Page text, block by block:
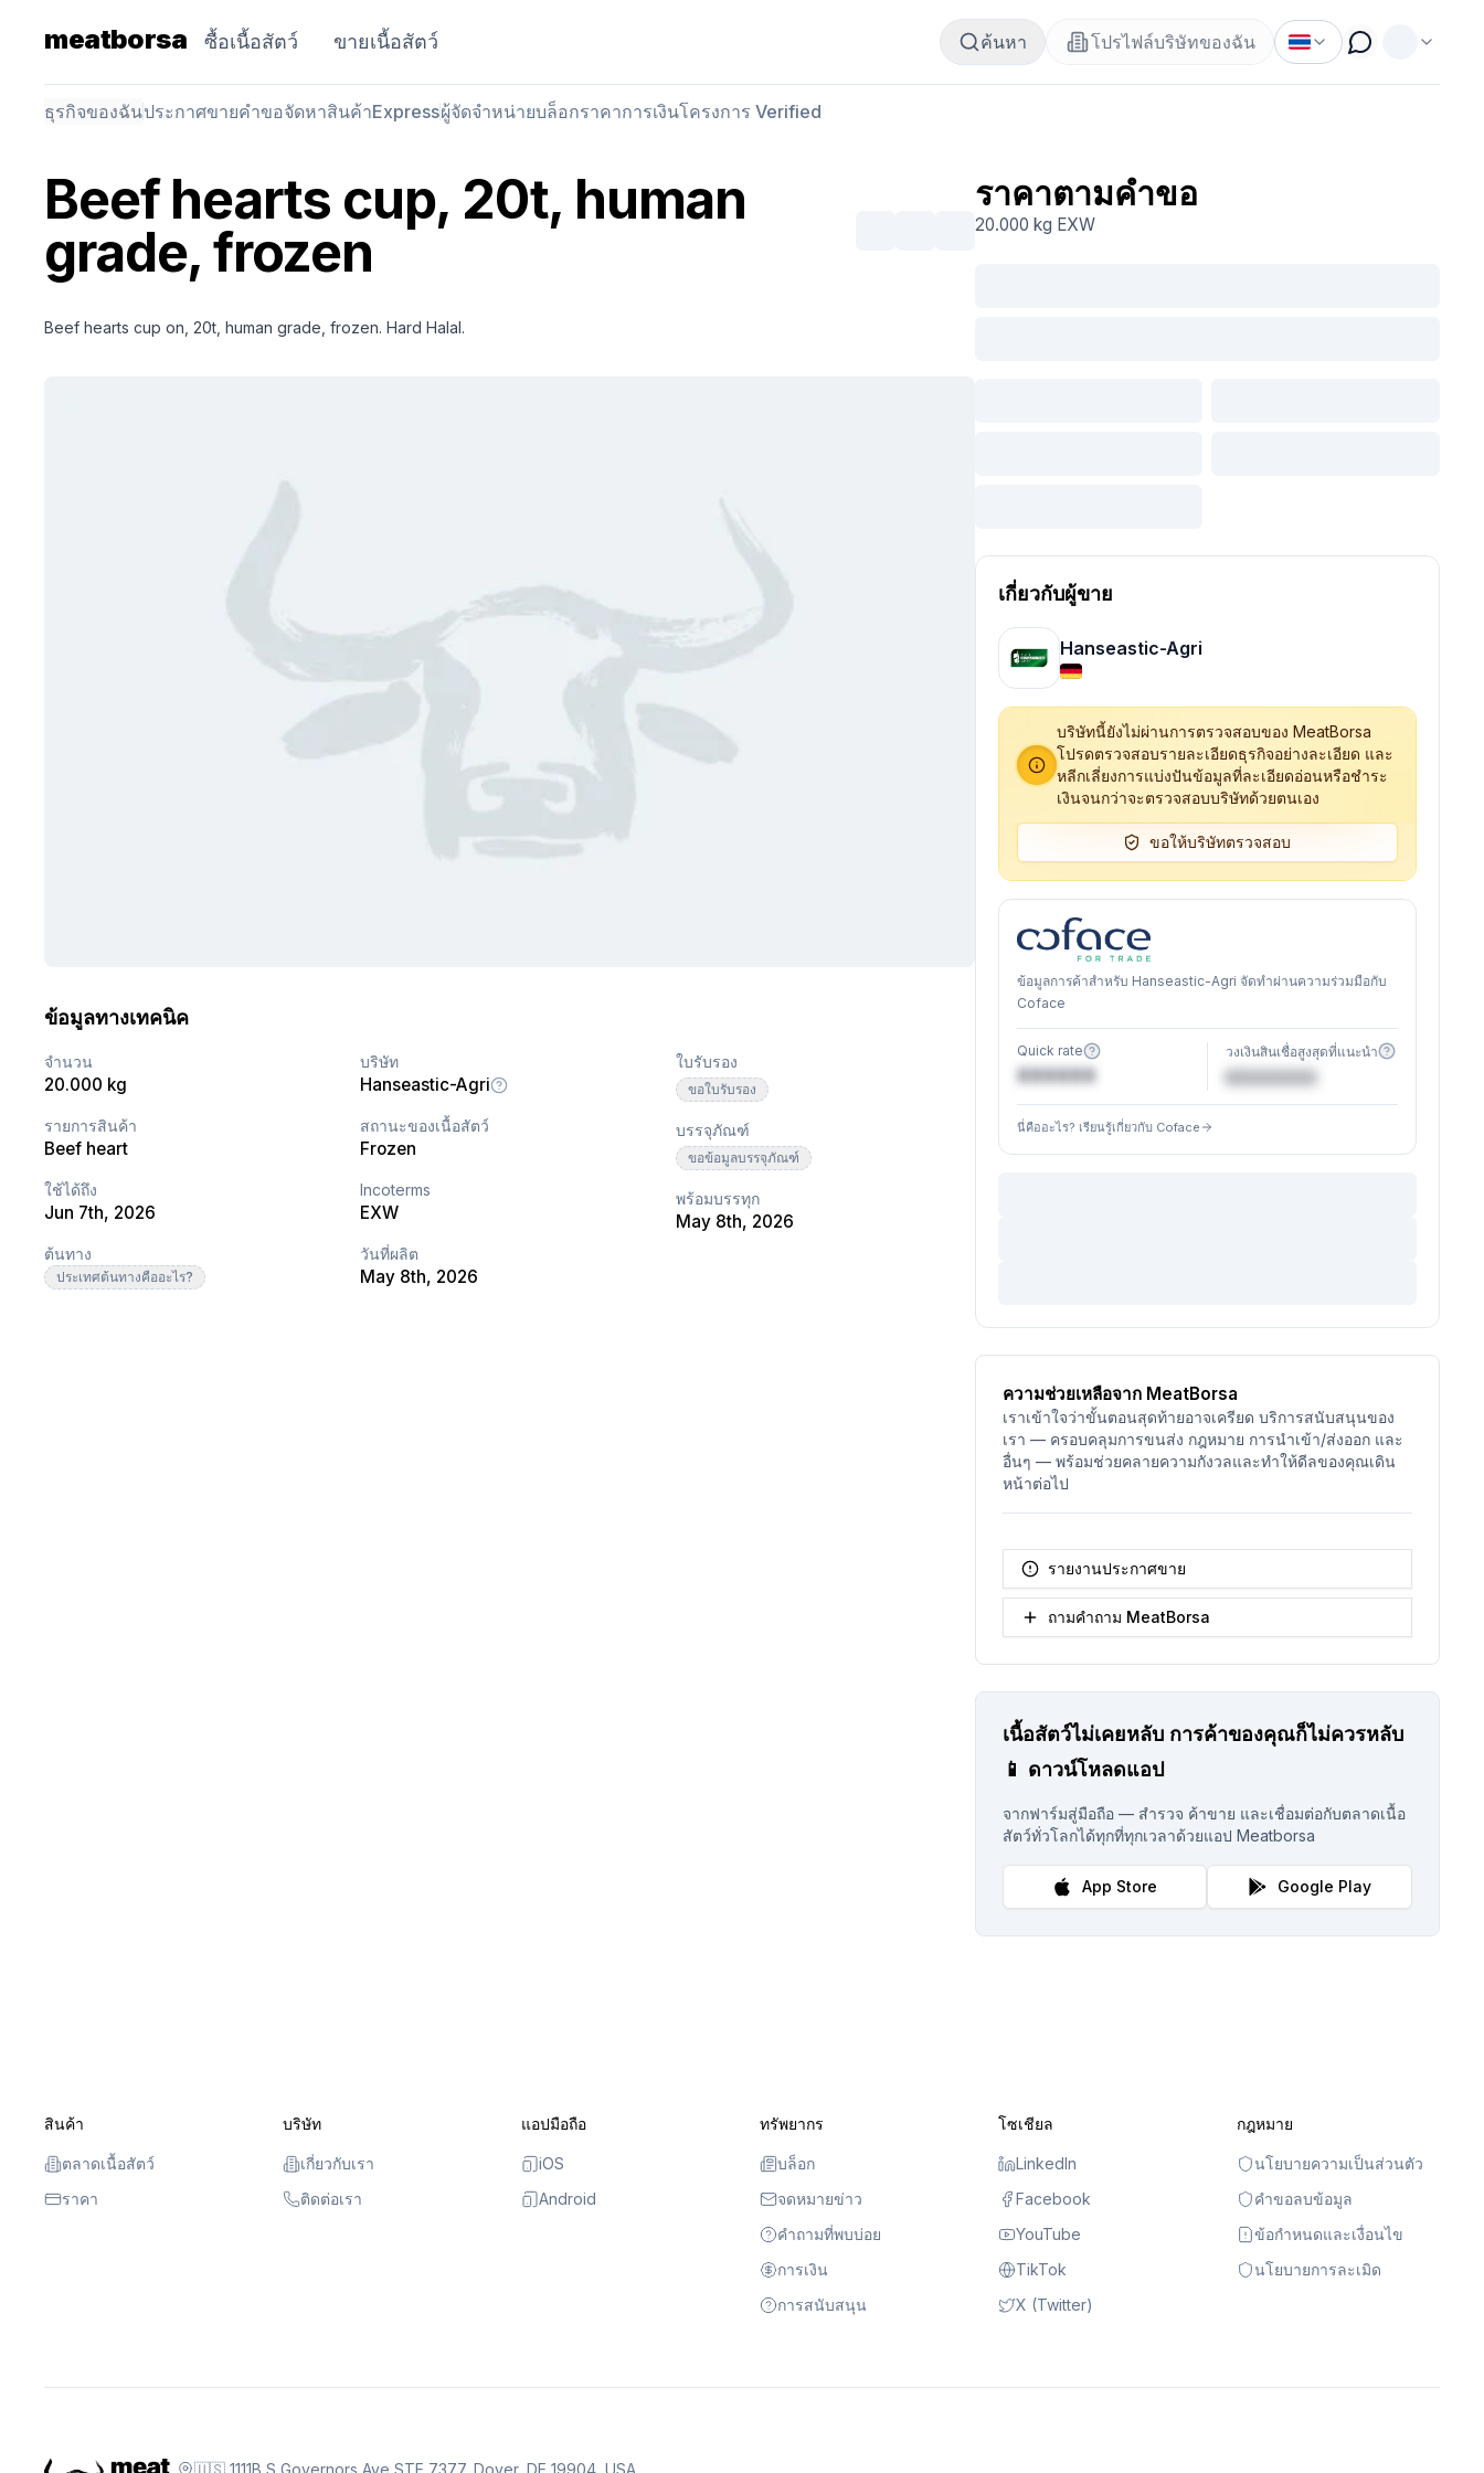
meatborsa ซื้อเนื้อสัตว์ ขายเนื้อสัตว์ ค้นหา โปรไฟล์บริษัทของฉัน
ธุรกิจของฉันประกาศขายคำขอจัดหาสินค้าExpressผู้จัดจำหน่ายบล็อกราคาการเงินโครงการ Verified
Beef hearts cup, 20t, human
grade, frozen
Beef hearts cup on, 20t, human grade, frozen. Hard Halal.
ข้อมูลทางเทคนิค
จำนวน
20.000 kg
รายการสินค้า
Beef heart
ใช้ได้ถึง
Jun 7th, 2026
ต้นทาง
ประเทศต้นทางคืออะไร?
บริษัท
Hanseastic-Agri
สถานะของเนื้อสัตว์
Frozen
Incoterms
EXW
วันที่ผลิต
May 8th, 2026
ใบรับรอง
ขอใบรับรอง
บรรจุภัณฑ์
ขอข้อมูลบรรจุภัณฑ์
พร้อมบรรทุก
May 8th, 2026
ราคาตามคำขอ
20.000 kg EXW
เกี่ยวกับผู้ขาย
Hanseastic-Agri
บริษัทนี้ยังไม่ผ่านการตรวจสอบของ MeatBorsa
โปรดตรวจสอบรายละเอียดธุรกิจอย่างละเอียด และ
หลีกเลี่ยงการแบ่งปันข้อมูลที่ละเอียดอ่อนหรือชำระ
เงินจนกว่าจะตรวจสอบบริษัทด้วยตนเอง
ขอให้บริษัทตรวจสอบ
ข้อมูลการค้าสำหรับ Hanseastic-Agri จัดทำผ่านความร่วมมือกับ
Coface
Quick rate
XXXXXX
วงเงินสินเชื่อสูงสุดที่แนะนำ
นี่คืออะไร? เรียนรู้เกี่ยวกับ Coface
ความช่วยเหลือจาก MeatBorsa
เราเข้าใจว่าขั้นตอนสุดท้ายอาจเครียด บริการสนับสนุนของ
เรา — ครอบคลุมการขนส่ง กฎหมาย การนำเข้า/ส่งออก และ
อื่นๆ — พร้อมช่วยคลายความกังวลและทำให้ดีลของคุณเดิน
หน้าต่อไป
รายงานประกาศขาย
ถามคำถาม MeatBorsa
เนื้อสัตว์ไม่เคยหลับ การค้าของคุณก็ไม่ควรหลับ
📱 ดาวน์โหลดแอป
จากฟาร์มสู่มือถือ — สำรวจ ค้าขาย และเชื่อมต่อกับตลาดเนื้อ
สัตว์ทั่วโลกได้ทุกที่ทุกเวลาด้วยแอป Meatborsa
App Store Google Play
สินค้า
ตลาดเนื้อสัตว์
ราคา
บริษัท
เกี่ยวกับเรา
ติดต่อเรา
แอปมือถือ
iOS
Android
ทรัพยากร
บล็อก
จดหมายข่าว
คำถามที่พบบ่อย
การเงิน
การสนับสนุน
โซเชียล
LinkedIn
Facebook
YouTube
TikTok
X (Twitter)
กฎหมาย
นโยบายความเป็นส่วนตัว
คำขอลบข้อมูล
ข้อกำหนดและเงื่อนไข
นโยบายการละเมิด
🇺🇸 1111B S Governors Ave STE 7377, Dover, DE 19904, USA